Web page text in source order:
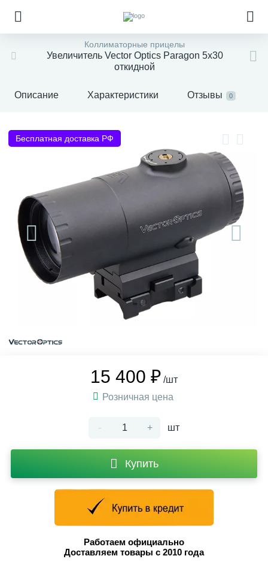
Коллиматорные прицелы
Увеличитель Vector Optics Paragon 5x30
откидной
Описание Характеристики Отзывы 0
Бесплатная доставка РФ
15 400 ₽ /шт
Розничная цена
- + шт
Купить
Работаем официально
Доставляем товары с 2010 года